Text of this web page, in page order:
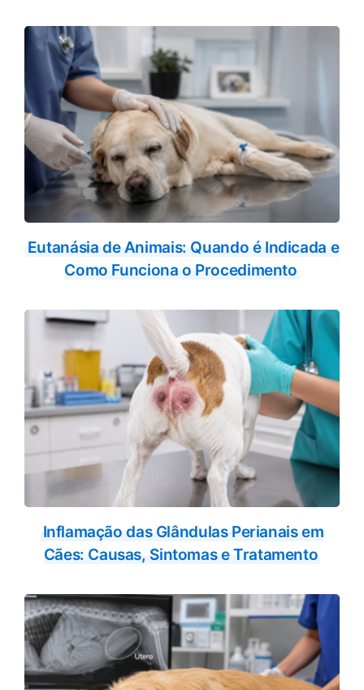
Eutanásia de Animais: Quando é Indicada e
Como Funciona o Procedimento
Inflamação das Glândulas Perianais em
Cães: Causas, Sintomas e Tratamento